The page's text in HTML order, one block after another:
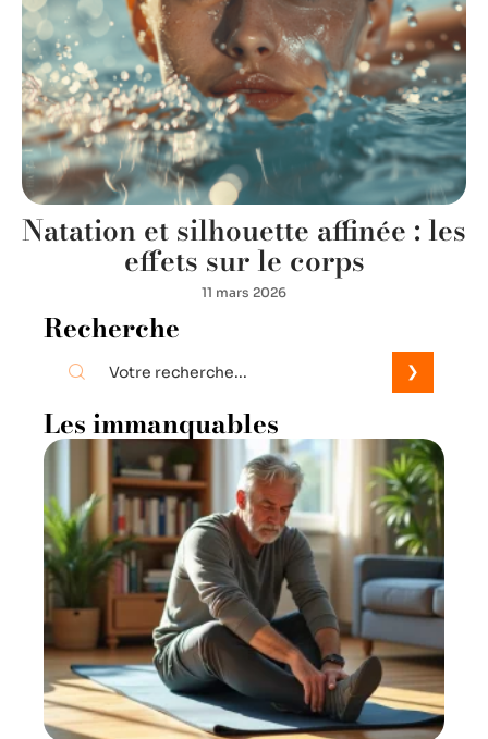
Natation et silhouette affinée : les
effets sur le corps
11 mars 2026
Recherche
Les immanquables